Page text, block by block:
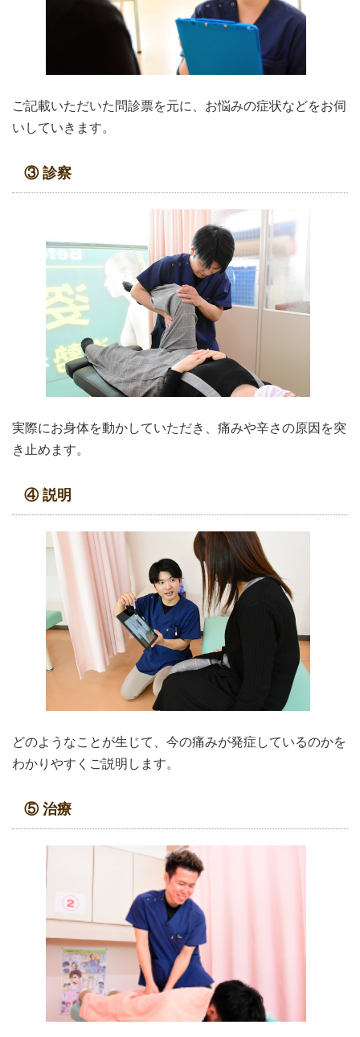
ご記載いただいた問診票を元に、お悩みの症状などをお伺
いしていきます。
③ 診察
実際にお身体を動かしていただき、痛みや辛さの原因を突
き止めます。
④ 説明
どのようなことが生じて、今の痛みが発症しているのかを
わかりやすくご説明します。
⑤ 治療